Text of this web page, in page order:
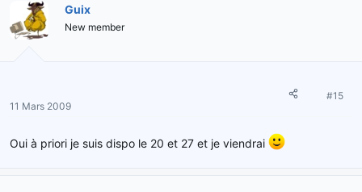
Guix
New member
11 Mars 2009
#15
Oui à priori je suis dispo le 20 et 27 et je viendrai